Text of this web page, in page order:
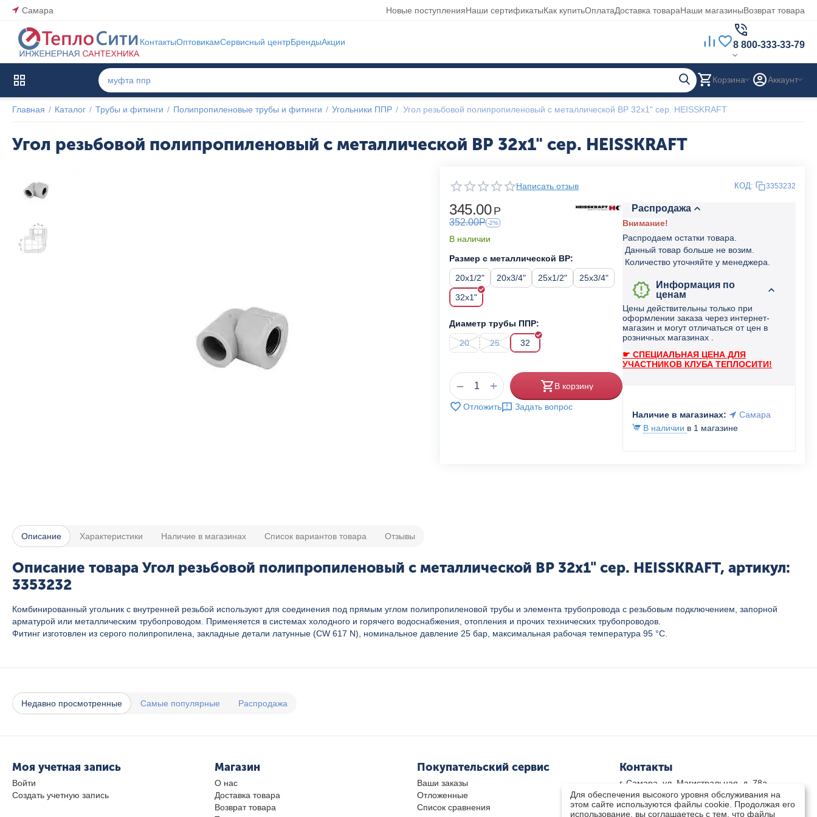
Самара Новые поступленияНаши сертификатыКак купитьОплатаДоставка товараНаши магазиныВозврат товара
КонтактыОптовикамСервисный центрБрендыАкции 8 800-333-33-79
Корзина Аккаунт
Главная / Каталог / Трубы и фитинги / Полипропиленовые трубы и фитинги / Угольники ППР / Угол резьбовой полипропиленовый с металлической ВР 32x1" сер. HEISSKRAFT
Угол резьбовой полипропиленовый с металлической ВР 32x1" сер. HEISSKRAFT
Популярный
Написать отзыв КОД: 3353232
345.00 Р
352.00Р -2%
В наличии
Размер с металлической ВР:
20x1/2"
20x3/4" 25x1/2"
25x3/4"
32x1"
Диаметр трубы ППР:
20
25 32
+
− В корзину
Отложить Задать вопрос
Распродажа
Внимание!
Распродаем остатки товара.
Данный товар больше не возим.
Количество уточняйте у менеджера.
Информация по
ценам
Цены действительны только при
оформлении заказа через интернет-
магазин и могут отличаться от цен в
розничных магазинах .
☛ СПЕЦИАЛЬНАЯ ЦЕНА ДЛЯ
УЧАСТНИКОВ КЛУБА ТЕПЛОСИТИ!
Наличие в магазинах:
Самара
В наличии в 1 магазине
Описание Характеристики Наличие в магазинах Список вариантов товара Отзывы
Описание товара Угол резьбовой полипропиленовый с металлической ВР 32x1" сер. HEISSKRAFT, артикул:
3353232
Комбинированный угольник с внутренней резьбой используют для соединения под прямым углом полипропиленовой трубы и элемента трубопровода с резьбовым подключением, запорной
арматурой или металлическим трубопроводом. Применяется в системах холодного и горячего водоснабжения, отопления и прочих технических трубопроводов.
Фитинг изготовлен из серого полипропилена, закладные детали латунные (CW 617 N), номинальное давление 25 бар, максимальная рабочая температура 95 °C.
Недавно просмотренные Самые популярные Распродажа
Моя учетная запись
Войти
Создать учетную запись
Магазин
О нас
Доставка товара
Возврат товара
Покупательский сервис
Ваши заказы
Отложенные
Список сравнения
Контакты
г. Самара, ул. Магистральная, д. 78а
8 800-333-33-79(звонок бесплатный)
8(846)-211-03-15
Для обеспечения высокого уровня обслуживания на
этом сайте используются файлы cookie. Продолжая его
использование, вы соглашаетесь с тем, что файлы